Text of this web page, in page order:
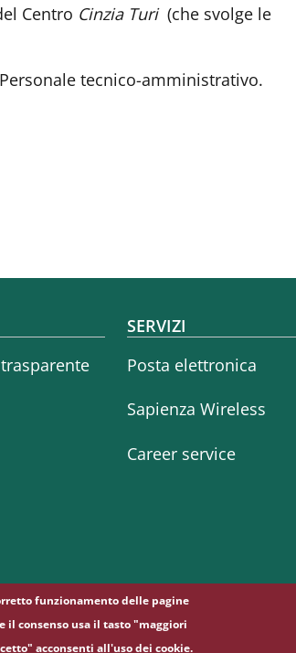
Centro Cinzia Turi(che svolge le
tecnico-amministrativo.
SERVIZI
Posta elettronica
Sapienza Wireless
Career service
funzionamento delle pagine
il consenso usa il tasto "maggiori
acconsenti all'uso dei cookie.